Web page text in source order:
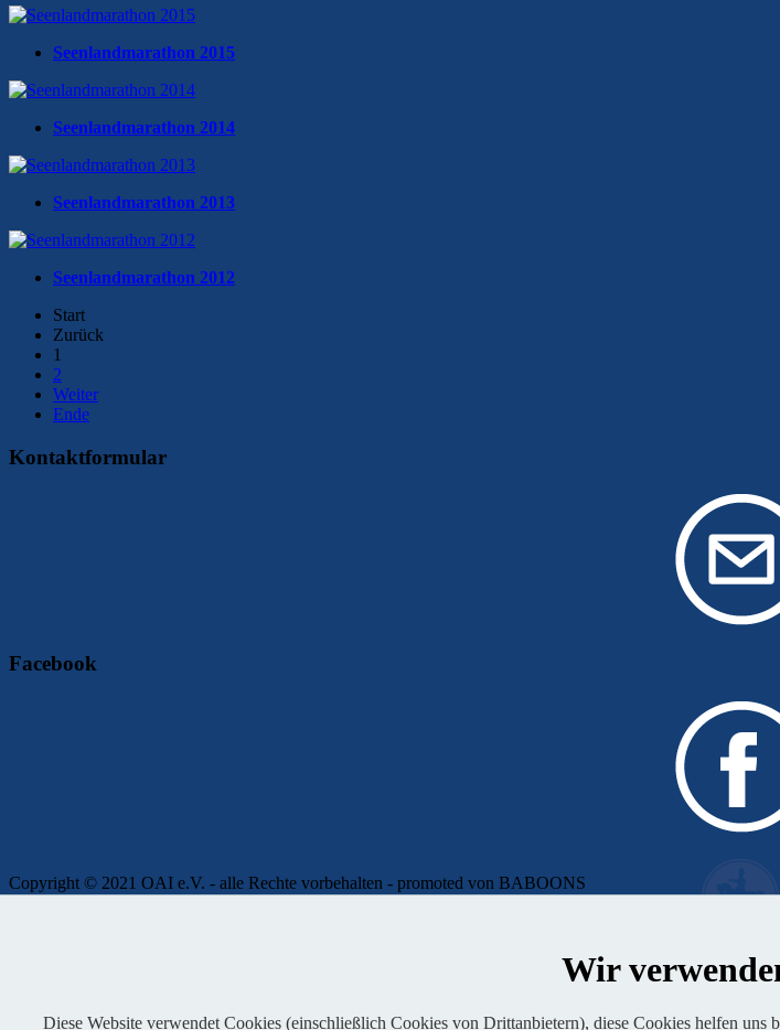
Seenlandmarathon 2015
Seenlandmarathon 2014
Seenlandmarathon 2013
Seenlandmarathon 2012
Start
Zurück
1
2
Weiter
Ende
Kontaktformular
Facebook
Copyright © 2021 OAI e.V. - alle Rechte vorbehalten - promoted von BABOONS
Wir
Diese Website verwendet Cookies (einschließlich Cookies von Drittanbietern), diese Cookies helfen